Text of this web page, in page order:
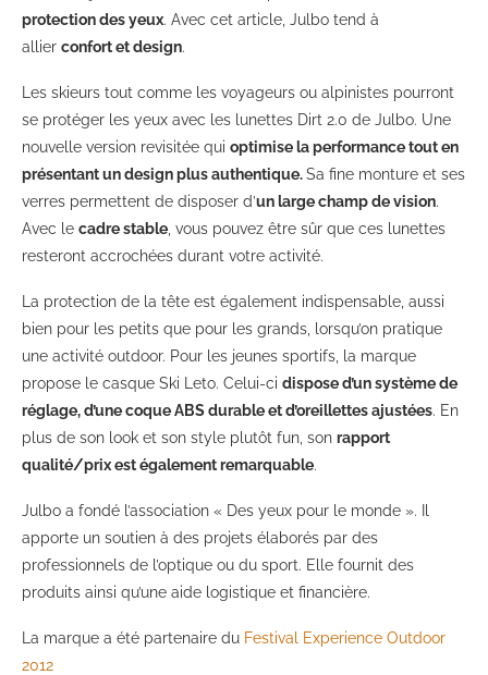
protection des yeux. Avec cet article, Julbo tend à
allier confort et design.
Les skieurs tout comme les voyageurs ou alpinistes pourront
se protéger les yeux avec les lunettes Dirt 2.0 de Julbo. Une
nouvelle version revisitée qui optimise la performance tout en
présentant un design plus authentique.Sa fine monture et ses
verres permettent de disposer d’un large champ de vision.
Avec le cadre stable , vous pouvez être sûr que ces lunettes
resteront accrochées durant votre activité.
La protection de la tête est également indispensable, aussi
bien pour les petits que pour les grands, lorsqu’on pratique
une activité outdoor. Pour les jeunes sportifs, la marque
propose le casque Ski Leto. Celui-ci dispose d’un système de
réglage, d’une coque ABS durable et d’oreillettes ajustées. En
plus de son look et son style plutôt fun, son rapport
qualité/prix est également remarquable.
Julbo a fondé l’association « Des yeux pour le monde ». Il
apporte un soutien à des projets élaborés par des
professionnels de l’optique ou du sport. Elle fournit des
produits ainsi qu’une aide logistique et financière.
La marque a été partenaire du Festival Experience Outdoor
2012